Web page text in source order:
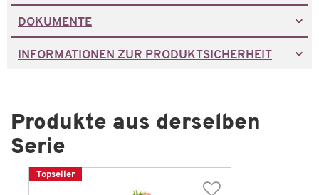
DOKUMENTE
INFORMATIONEN ZUR PRODUKTSICHERHEIT
Produkte aus derselben
Serie
Topseller